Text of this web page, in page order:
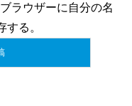
ラウザーに自分の名
る。